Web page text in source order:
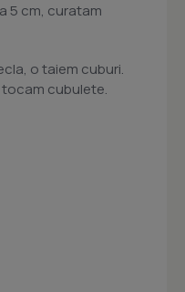
5 cm, curatam
o taiem cuburi.
tocam cubulete.